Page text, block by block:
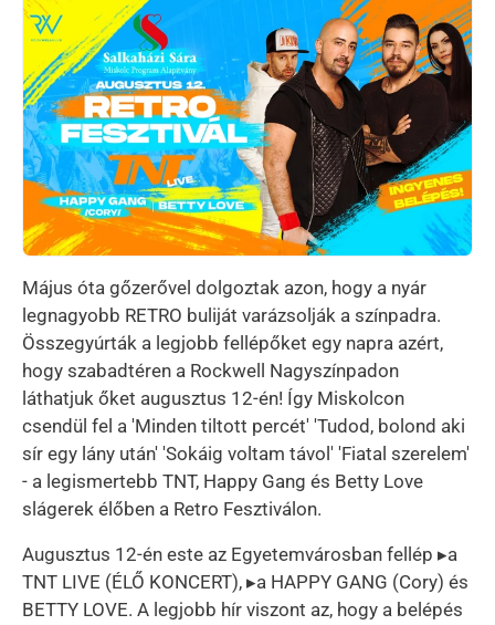
Május óta gőzerővel dolgoztak azon, hogy a nyár
legnagyobb RETRO buliját varázsolják a színpadra.
Összegyúrták a legjobb fellépőket egy napra azért,
hogy szabadtéren a Rockwell Nagyszínpadon
láthatjuk őket augusztus 12-én! Így Miskolcon
csendül fel a 'Minden tiltott percét' 'Tudod, bolond aki
sír egy lány után' 'Sokáig voltam távol' 'Fiatal szerelem'
- a legismertebb TNT, Happy Gang és Betty Love
slágerek élőben a Retro Fesztiválon.
Augusztus 12-én este az Egyetemvárosban fellép ▸a
TNT LIVE (ÉLŐ KONCERT), ▸a HAPPY GANG (Cory) és
BETTY LOVE. A legjobb hír viszont az, hogy a belépés